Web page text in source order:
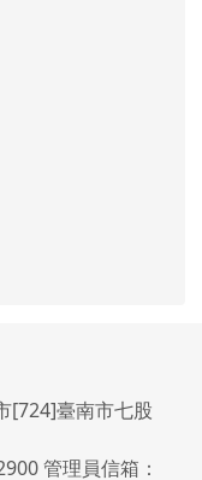
[724]臺南市七股
管理員信箱：